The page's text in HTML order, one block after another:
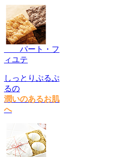
パート・フ
ィユテ
しっとりぷるぷ
るの
潤いのあるお肌
へ